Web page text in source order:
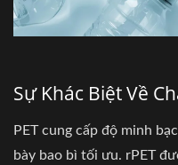
Sự Khác Biệt Về
PET cung cấp độ minh
bày bao bì tối ưu. rPET